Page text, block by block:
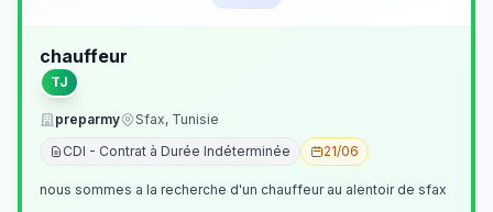
chauffeur
TJ
preparmy
Sfax, Tunisie
CDI - Contrat à Durée Indéterminée
21/06
nous sommes a la recherche d'un chauffeur au alentoir de sfax